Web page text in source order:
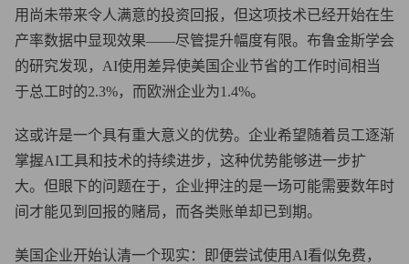
用尚未带来令人满意的投资回报，但这项技术已经开始在生
产率数据中显现效果——尽管提升幅度有限。布鲁金斯学会
的研究发现，AI使用差异使美国企业节省的工作时间相当
于总工时的2.3%，而欧洲企业为1.4%。
这或许是一个具有重大意义的优势。企业希望随着员工逐渐
掌握AI工具和技术的持续进步，这种优势能够进一步扩
大。但眼下的问题在于，企业押注的是一场可能需要数年时
间才能见到回报的赌局，而各类账单却已到期。
美国企业开始认清一个现实：即便尝试使用AI看似免费，